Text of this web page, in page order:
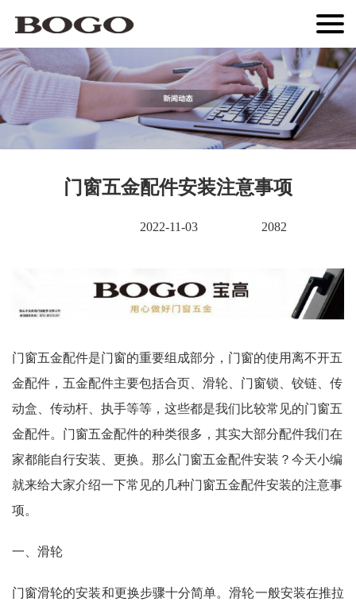
门窗五金配件安装注意事项
2022-11-03 2082
门窗五金配件是门窗的重要组成部分，门窗的使用离不开五
金配件，五金配件主要包括合页、滑轮、门窗锁、铰链、传
动盒、传动杆、执手等等，这些都是我们比较常见的门窗五
金配件。门窗五金配件的种类很多，其实大部分配件我们在
家都能自行安装、更换。那么门窗五金配件安装？今天小编
就来给大家介绍一下常见的几种门窗五金配件安装的注意事
项。
一、 滑轮
门窗滑轮的安装和更换步骤十分简单。滑轮一般安装在推拉